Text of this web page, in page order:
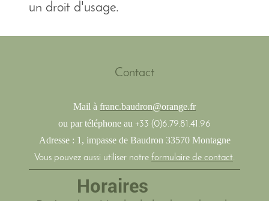
un droit d'usage.
Contact
Mail à franc.baudron@orange.fr
ou par téléphone au +33 (0)6.79.81.41.96
Adresse : 1, impasse de Baudron 33570 Montagne
Vous pouvez aussi utiliser notre formulaire de contact.
Horaires